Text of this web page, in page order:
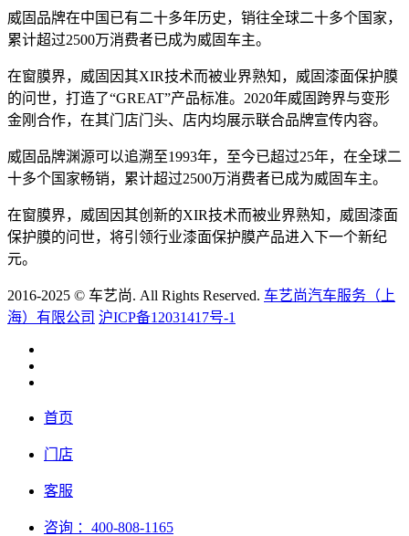
威固品牌在中国已有二十多年历史，销往全球二十多个国家，
累计超过2500万消费者已成为威固车主。
在窗膜界，威固因其XIR技术而被业界熟知，威固漆面保护膜
的问世，打造了“GREAT”产品标准。2020年威固跨界与变形
金刚合作，在其门店门头、店内均展示联合品牌宣传内容。
威固品牌渊源可以追溯至1993年，至今已超过25年，在全球二
十多个国家畅销，累计超过2500万消费者已成为威固车主。
在窗膜界，威固因其创新的XIR技术而被业界熟知，威固漆面
保护膜的问世，将引领行业漆面保护膜产品进入下一个新纪
元。
2016-2025 © 车艺尚. All Rights Reserved. 车艺尚汽车服务（上
海）有限公司 沪ICP备12031417号-1
首页
门店
客服
咨询 ：400-808-1165